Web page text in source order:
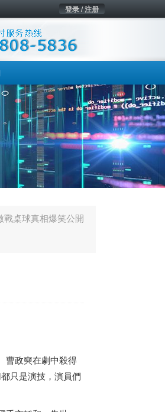
登录 / 注册
戰桌球真相爆笑公開
曹政奭在劇中殺得
只是演技，演員們